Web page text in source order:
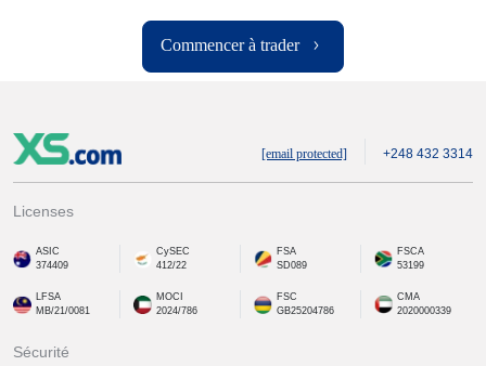
Commencer à trader
[email protected] +248 432 3314
Licenses
ASIC
374409
CySEC
412/22
FSA
SD089
FSCA
53199
LFSA
MB/21/0081
MOCI
2024/786
FSC
GB25204786
CMA
2020000339
Sécurité